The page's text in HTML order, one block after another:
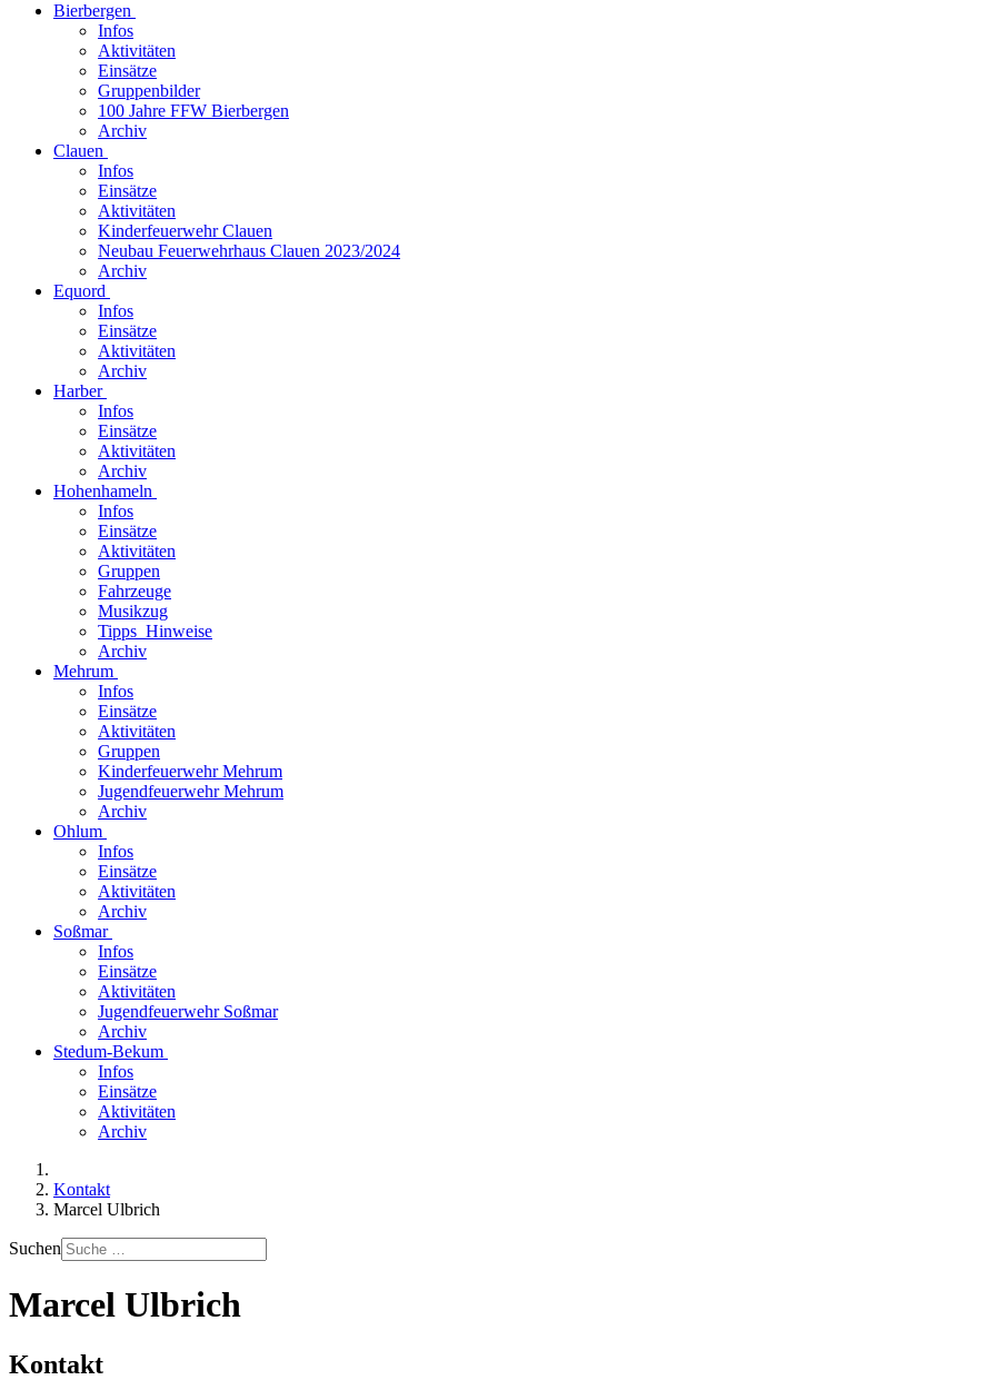
Bierbergen
Infos
Aktivitäten
Einsätze
Gruppenbilder
100 Jahre FFW Bierbergen
Archiv
Clauen
Infos
Einsätze
Aktivitäten
Kinderfeuerwehr Clauen
Neubau Feuerwehrhaus Clauen 2023/2024
Archiv
Equord
Infos
Einsätze
Aktivitäten
Archiv
Harber
Infos
Einsätze
Aktivitäten
Archiv
Hohenhameln
Infos
Einsätze
Aktivitäten
Gruppen
Fahrzeuge
Musikzug
Tipps_Hinweise
Archiv
Mehrum
Infos
Einsätze
Aktivitäten
Gruppen
Kinderfeuerwehr Mehrum
Jugendfeuerwehr Mehrum
Archiv
Ohlum
Infos
Einsätze
Aktivitäten
Archiv
Soßmar
Infos
Einsätze
Aktivitäten
Jugendfeuerwehr Soßmar
Archiv
Stedum-Bekum
Infos
Einsätze
Aktivitäten
Archiv
Kontakt
Marcel Ulbrich
Suchen
Marcel Ulbrich
Kontakt